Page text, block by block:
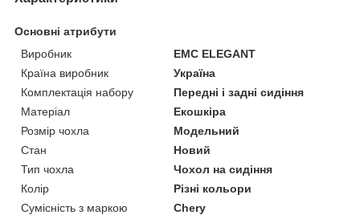
Основні атрибути
Виробник
EMC ELEGANT
Країна виробник
Україна
Комплектація набору
Передні і задні сидіння
Матеріал
Екошкіра
Розмір чохла
Модельний
Стан
Новий
Тип чохла
Чохол на сидіння
Колір
Різні кольори
Сумісність з маркою
Chery